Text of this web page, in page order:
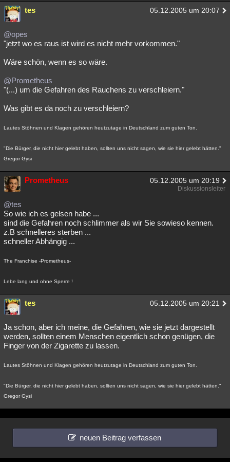
tes 05.12.2005 um 20:07
@opes
"jetzt wo es raus ist wird es nicht mehr vorkommen."
Wäre schön, wenn es so wäre.
@Prometheus
"(...) um die Gefahren des Rauchens zu verschleiern."
Was gibt es da noch zu verschleiern?
Lautes Stöhnen und Klagen gehören heutzutage in Deutschland zum guten Ton.
"Die Bürger, die nicht hier gelebt haben, sollten uns nicht sagen, wie sie hier gelebt hätten."
Gregor Gysi
Prometheus 05.12.2005 um 20:19
Diskussionsleiter
@tes
So wie ich es gelsen habe ...
sind die Gefahren noch schlimmer als wir Sie sowieso kennen.
z.B schnelleres sterben ...
schneller Abhängig ...
The Franchise -Prometheus-
Lebe lang und ohne Sperre !
tes 05.12.2005 um 20:21
Ja schon, aber ich meine, die Gefahren, wie sie jetzt dargestellt
werden, sollten einem Menschen eigentlich schon genügen, die
Finger von der Zigarette zu lassen.
Lautes Stöhnen und Klagen gehören heutzutage in Deutschland zum guten Ton.
"Die Bürger, die nicht hier gelebt haben, sollten uns nicht sagen, wie sie hier gelebt hätten."
Gregor Gysi
neuen Beitrag verfassen